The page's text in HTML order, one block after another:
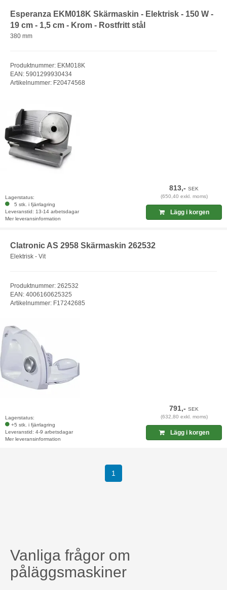
Esperanza EKM018K Skärmaskin - Elektrisk - 150 W -
19 cm - 1,5 cm - Krom - Rostfritt stål
380 mm
Produktnummer: EKM018K
EAN: 5901299930434
Artikelnummer: F20474568
Lagerstatus:
5 stk. i fjärrlagring
Leveranstid: 13-14 arbetsdagar
Mer leveransinformation
813,-SEK
(650,40 exkl. moms)
Lägg i korgen
Clatronic AS 2958 Skärmaskin 262532
Elektrisk - Vit
Produktnummer: 262532
EAN: 4006160625325
Artikelnummer: F17242685
Lagerstatus:
+5 stk. i fjärrlagring
Leveranstid: 4-9 arbetsdagar
Mer leveransinformation
791,-SEK
(632,80 exkl. moms)
Lägg i korgen
1
Vanliga frågor om
påläggsmaskiner